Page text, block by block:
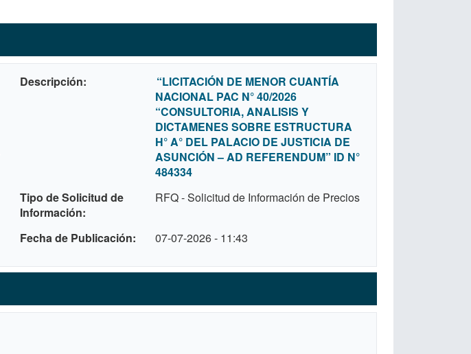
Descripción
“LICITACIÓN DE MENOR CUANTÍA
NACIONAL PAC N° 40/2026
“CONSULTORIA, ANALISIS Y
DICTAMENES SOBRE ESTRUCTURA
H° A° DEL PALACIO DE JUSTICIA DE
ASUNCIÓN – AD REFERENDUM” ID N°
484334
Tipo de Solicitud de
Información
RFQ - Solicitud de Información de Precios
Fecha de Publicación 07-07-2026 - 11:43